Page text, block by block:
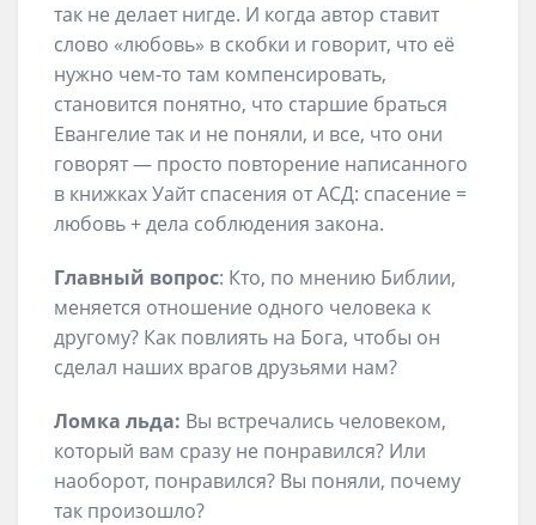
так не делает нигде. И когда автор ставит
слово «любовь» в скобки и говорит, что её
нужно чем-то там компенсировать,
становится понятно, что старшие браться
Евангелие так и не поняли, и все, что они
говорят — просто повторение написанного
в книжках Уайт спасения от АСД: спасение =
любовь + дела соблюдения закона.
Главный вопрос: Кто, по мнению Библии,
меняется отношение одного человека к
другому? Как повлиять на Бога, чтобы он
сделал наших врагов друзьями нам?
Ломка льда: Вы встречались человеком,
который вам сразу не понравился? Или
наоборот, понравился? Вы поняли, почему
так произошло?